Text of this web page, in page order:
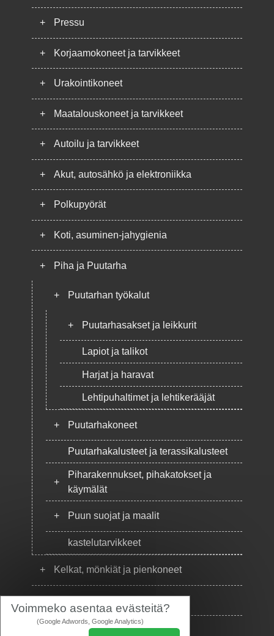
Voimmeko asentaa evästeitä?
(Google Adwords, Google Analytics)
+ Pressu
+ Korjaamokoneet ja tarvikkeet
+ Urakointikoneet
+ Maatalouskoneet ja tarvikkeet
+ Autoilu ja tarvikkeet
+ Akut, autosähkö ja elektroniikka
+ Polkupyörät
+ Koti, asuminen-jahygienia
+ Piha ja Puutarha
+ Puutarhan työkalut
+ Puutarhasakset ja leikkurit
Lapiot ja talikot
Harjat ja haravat
Lehtipuhaltimet ja lehtikerääjät
+ Puutarhakoneet
Puutarhakalusteet ja terassikalusteet
+
Piharakennukset, pihakatokset ja
käymälät
+ Puun suojat ja maalit
kastelutarvikkeet
+ Kelkat, mönkiät ja pienkoneet